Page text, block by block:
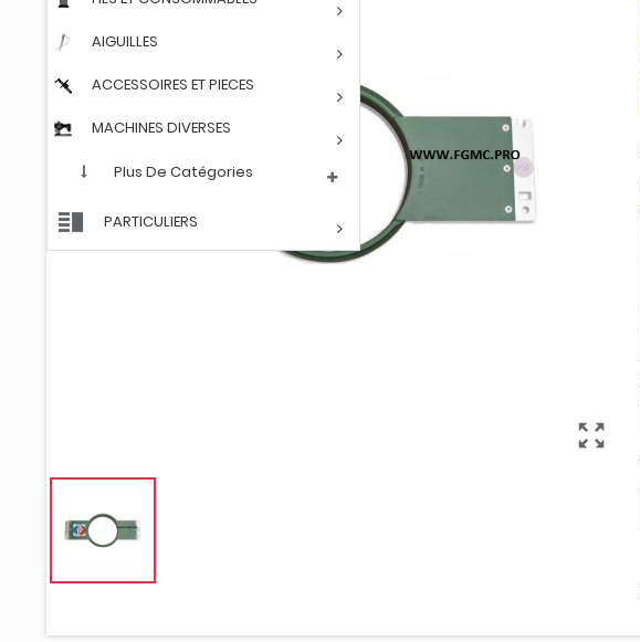
AIGUILLES
ACCESSOIRES ET PIECES
MACHINES DIVERSES
Plus De Catégories
PARTICULIERS
zoom_out_map